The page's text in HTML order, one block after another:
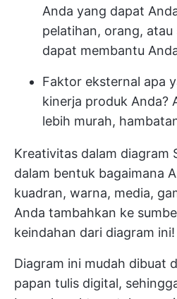
Anda yang dapat
pelatihan, orang,
dapat membantu
Faktor eksternal apa
kinerja produk Anda?
lebih murah,
Kreativitas dalam diagram
dalam bentuk bagaimana
kuadran, warna, media,
Anda tambahkan ke
keindahan dari diagram ini!
Diagram ini mudah dibuat
papan tulis digital,